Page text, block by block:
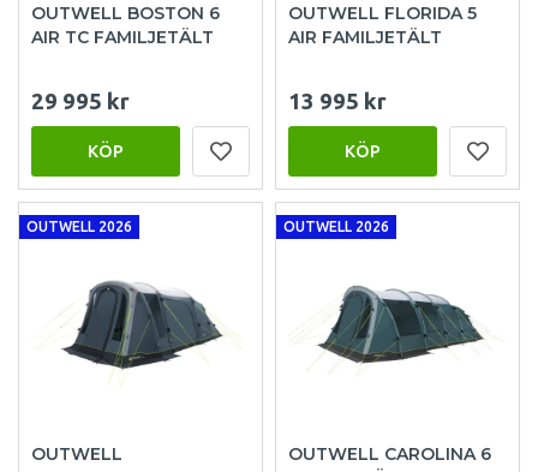
OUTWELL BOSTON 6
AIR TC FAMILJETÄLT
29 995 kr
KÖP
OUTWELL FLORIDA 5
AIR FAMILJETÄLT
13 995 kr
KÖP
OUTWELL 2026
OUTWELL
OUTWELL 2026
OUTWELL CAROLINA 6